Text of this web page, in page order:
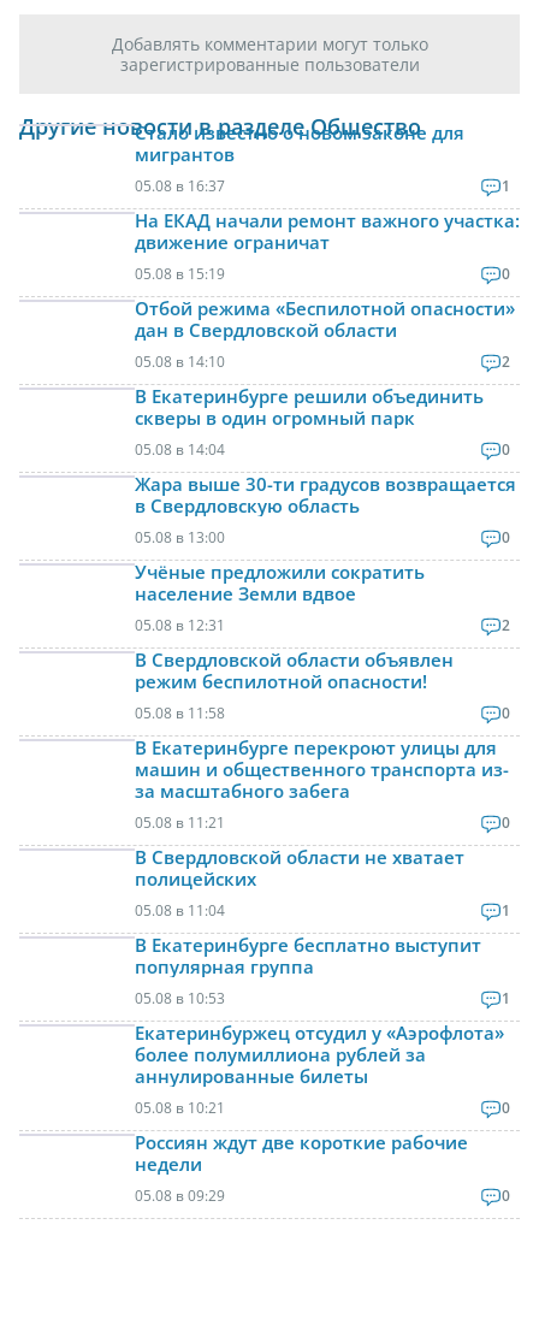
Добавлять комментарии могут только
зарегистрированные пользователи
Другие новости в разделе Общество
Стало известно о новом законе для
мигрантов
05.08 в 16:37 1
На ЕКАД начали ремонт важного участка:
движение ограничат
05.08 в 15:19 0
Отбой режима «Беспилотной опасности»
дан в Свердловской области
05.08 в 14:10 2
В Екатеринбурге решили объединить
скверы в один огромный парк
05.08 в 14:04 0
Жара выше 30-ти градусов возвращается
в Свердловскую область
05.08 в 13:00 0
Учёные предложили сократить
население Земли вдвое
05.08 в 12:31 2
В Свердловской области объявлен
режим беспилотной опасности!
05.08 в 11:58 0
В Екатеринбурге перекроют улицы для
машин и общественного транспорта из-
за масштабного забега
05.08 в 11:21 0
В Свердловской области не хватает
полицейских
05.08 в 11:04 1
В Екатеринбурге бесплатно выступит
популярная группа
05.08 в 10:53 1
Екатеринбуржец отсудил у «Аэрофлота»
более полумиллиона рублей за
аннулированные билеты
05.08 в 10:21 0
Россиян ждут две короткие рабочие
недели
05.08 в 09:29 0